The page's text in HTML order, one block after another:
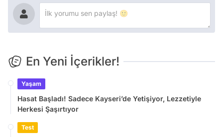
En Yeni İçerikler!
Yaşam
Hasat Başladı! Sadece Kayseri’de Yetişiyor, Lezzetiyle
Herkesi Şaşırtıyor
Test